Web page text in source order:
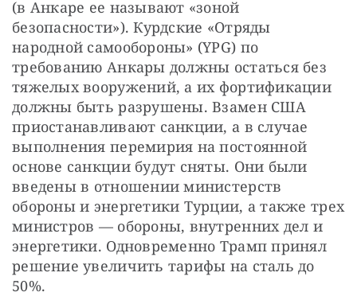
(в Анкаре ее называют «зоной
безопасности»). Курдские «Отряды
народной самообороны» (YPG) по
требованию Анкары должны остаться без
тяжелых вооружений, а их фортификации
должны быть разрушены. Взамен США
приостанавливают санкции, а в случае
выполнения перемирия на постоянной
основе санкции будут сняты. Они были
введены в отношении министерств
обороны и энергетики Турции, а также трех
министров — обороны, внутренних дел и
энергетики. Одновременно Трамп принял
решение увеличить тарифы на сталь до
50%.